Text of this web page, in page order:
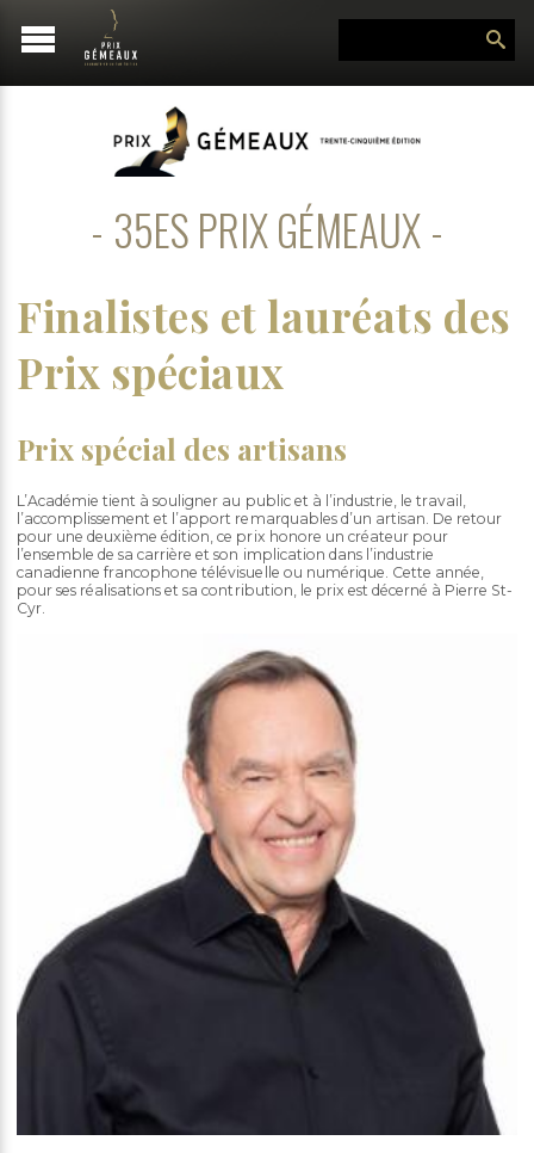
35ES PRIX GÉMEAUX
Finalistes et lauréats des
Prix spéciaux
Prix spécial des artisans
L’Académie tient à souligner au public et à l’industrie, le travail,
l’accomplissement et l’apport remarquables d’un artisan. De retour
pour une deuxième édition, ce prix honore un créateur pour
l’ensemble de sa carrière et son implication dans l’industrie
canadienne francophone télévisuelle ou numérique. Cette année,
pour ses réalisations et sa contribution, le prix est décerné à Pierre St-
Cyr.